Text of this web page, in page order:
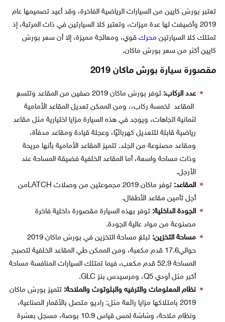
تعتبر بورش كايين من السيارات الرياضية الفاخرة، وقد أعيد تصميمها عام
2019 وأضيفت لها عدة ميزات، وتعتبر كلا السيارتين في ذات المرتبة، إذ
تمتلك كلا السيارتين محركقوي، ومعالجة مميزة، إلا أن سعر بورش
كايين أكثر من سعر بورش ماكان.
مقصورة سيارة بورش ماكان 2019
عدد الركاب:
توفر بورش ماكان 2019 صفين من المقاعد وتتسع
المقاعد لخمسة ركاب،، ومن الممكن تعديل المقاعد الأمامية
لثمانية اتجاهات، ويوجد في هذه السيارة مزايا اختيارية مثل مقاعد
رياضية قابلة للتعديل كهربائيًا، وعجلة قيادة ومقاعد مدفأة،
ومقاعد مصنوعة من الجلد. تتميز المقاعد الأمامية بأنها مريحة
وذات مساحة واسعة، أما المقاعد الخلفية فضيقة المساحة عند
الأرجل.
المقاعد:
توفر ماكان 2019 مجموعتين من وصلات LATCHمن
أجل تأمين مقاعد الأطفال.
الجودة الداخلية: توفر بهذه السيارة مقصورة داخلية فاخرة
مصنوعة من مواد عالية الجودة.
مساحة التخزين:
تبلغ مساحة التخزين في بورش ماكان 2019
حوالي17.6 قدم مكعبة، ومن الممكن طي المقاعد الخلفية لتصبح
المساحة 52.9 قدم مكعب، فيما تمتلك السيارات المنافسة مساحة
أكبر مثل أودي Q5، ومرسيدس بنز GLC.
نظام المعلومات والترفيه والبلوتوث والملاحة: تتميز بورش ماكان
2019 بامتلاكها مزايا رائعة مثل: راديو متصل بالأقمار الصناعية،
ونظام ملاحة، وشاشة لمس قياس 10.9 بوصة، مسجل بعشرة